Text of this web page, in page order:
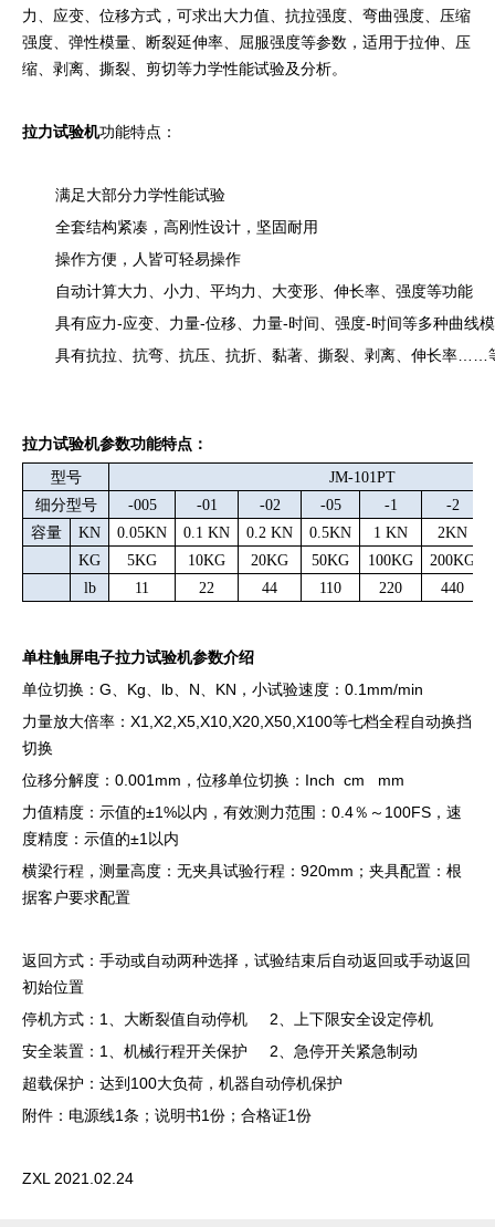
力、应变、位移方式，可求出大力值、抗拉强度、弯曲强度、压缩
强度、弹性模量、断裂延伸率、屈服强度等参数，适用于拉伸、压
缩、剥离、撕裂、剪切等力学性能试验及分析。
拉力试验机功能特点：
满足大部分力学性能试验
全套结构紧凑，高刚性设计，坚固耐用
操作方便，人皆可轻易操作
自动计算大力、小力、平均力、大变形、伸长率、强度等功能
具有应力-应变、力量-位移、力量-时间、强度-时间等多种曲线
具有抗拉、抗弯、抗压、抗折、黏著、撕裂、剥离、伸长率……
拉力试验机参数功能特点：
型号
JM-101PT
细分型号
-005 -01 -02 -05 -1
-2
容量
KN 0.05KN 0.1 KN 0.2 KN 0.5KN 1 KN
2KN
KG
5KG 10KG 20KG 50KG 100KG 200KG
lb
11 22 44 110 220 440
单柱触屏电子拉力试验机参数介绍
单位切换：G、Kg、lb、N、KN，小试验速度：0.1mm/min
力量放大倍率：X1,X2,X5,X10,X20,X50,X100等七档全程自动换挡
切换
位移分解度：0.001mm，位移单位切换：Inch cm mm
力值精度：示值的±1%以内，有效测力范围：0.4％～100FS，速
度精度：示值的±1以内
横梁行程，测量高度：无夹具试验行程：920mm；夹具配置：根
据客户要求配置
返回方式：手动或自动两种选择，试验结束后自动返回或手动返回
初始位置
停机方式：1、大断裂值自动停机 2、上下限安全设定停机
安全装置：1、机械行程开关保护 2、急停开关紧急制动
超载保护：达到100大负荷，机器自动停机保护
附件：电源线1条；说明书1份；合格证1份
ZXL 2021.02.24